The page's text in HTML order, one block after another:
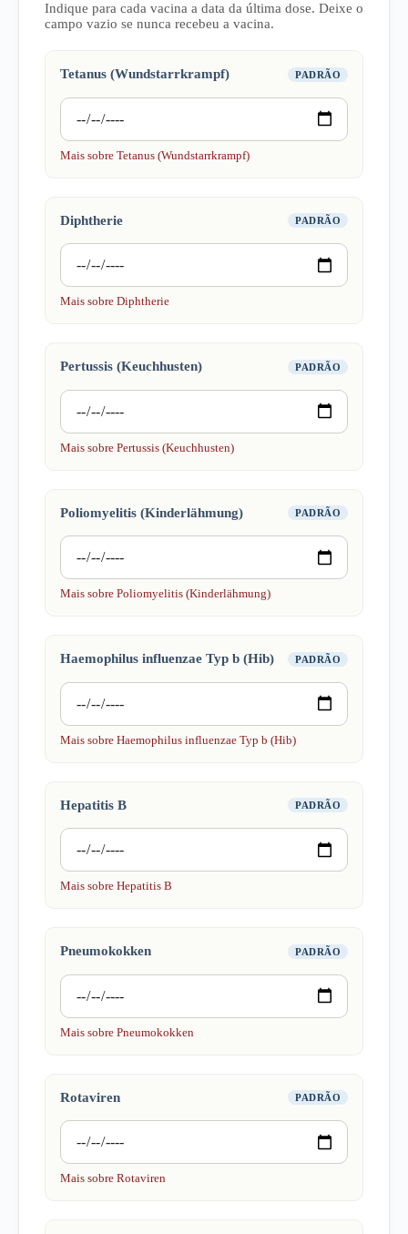
Indique para cada vacina a data da última dose. Deixe o
campo vazio se nunca recebeu a vacina.
Tetanus (Wundstarrkrampf) PADRÃO
Mais sobre Tetanus (Wundstarrkrampf)
Diphtherie PADRÃO
Mais sobre Diphtherie
Pertussis (Keuchhusten) PADRÃO
Mais sobre Pertussis (Keuchhusten)
Poliomyelitis (Kinderlähmung) PADRÃO
Mais sobre Poliomyelitis (Kinderlähmung)
Haemophilus influenzae Typ b (Hib) PADRÃO
Mais sobre Haemophilus influenzae Typ b (Hib)
Hepatitis B PADRÃO
Mais sobre Hepatitis B
Pneumokokken PADRÃO
Mais sobre Pneumokokken
Rotaviren PADRÃO
Mais sobre Rotaviren